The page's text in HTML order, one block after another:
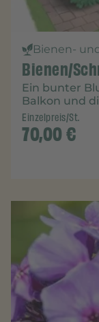
Bienen-
Bienen/
Ein bunter
Balkon und
Einzelpreis/St.
70,00€